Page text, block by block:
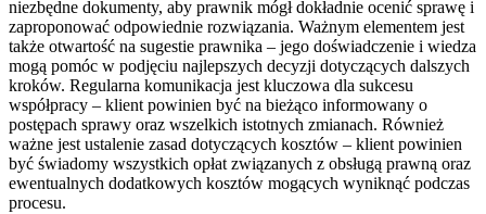
niezbędne dokumenty, aby prawnik mógł dokładnie ocenić sprawę i
zaproponować odpowiednie rozwiązania. Ważnym elementem jest
także otwartość na sugestie prawnika – jego doświadczenie i wiedza
mogą pomóc w podjęciu najlepszych decyzji dotyczących dalszych
kroków. Regularna komunikacja jest kluczowa dla sukcesu
współpracy – klient powinien być na bieżąco informowany o
postępach sprawy oraz wszelkich istotnych zmianach. Również
ważne jest ustalenie zasad dotyczących kosztów – klient powinien
być świadomy wszystkich opłat związanych z obsługą prawną oraz
ewentualnych dodatkowych kosztów mogących wyniknąć podczas
procesu.